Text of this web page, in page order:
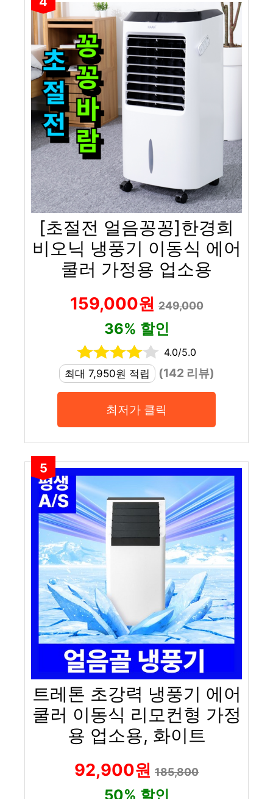
[초절전 얼음꽁꽁]한경희
비오닉 냉풍기 이동식 에어
쿨러 가정용 업소용
159,000원249,000
36% 할인
4.0/5.0
최대 7,950원 적립
(142 리뷰)
최저가 클릭
5
트레톤 초강력 냉풍기 에어
쿨러 이동식 리모컨형 가정
용 업소용, 화이트
92,900원 185,800
50% 할인